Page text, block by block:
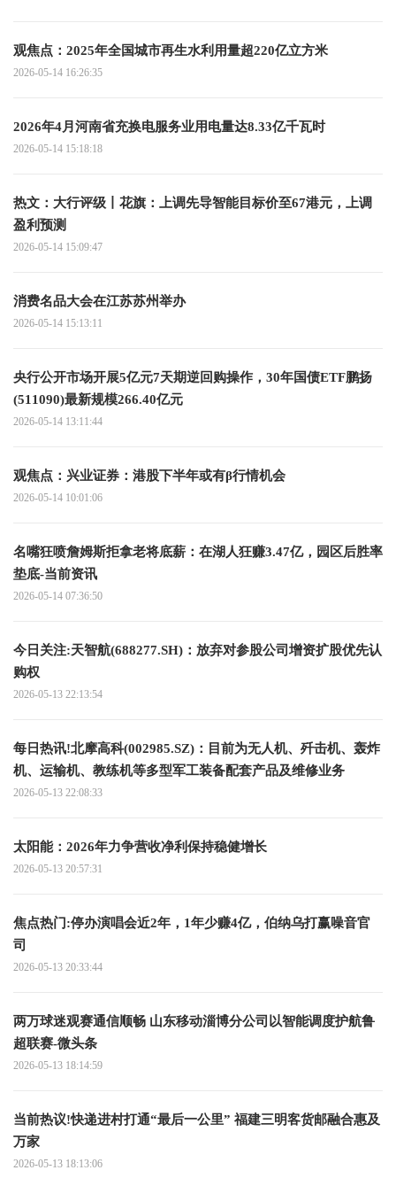
观焦点：2025年全国城市再生水利用量超220亿立方米
2026-05-14 16:26:35
2026年4月河南省充换电服务业用电量达8.33亿千瓦时
2026-05-14 15:18:18
热文：大行评级丨花旗：上调先导智能目标价至67港元，上调
盈利预测
2026-05-14 15:09:47
消费名品大会在江苏苏州举办
2026-05-14 15:13:11
央行公开市场开展5亿元7天期逆回购操作，30年国债ETF鹏扬
(511090)最新规模266.40亿元
2026-05-14 13:11:44
观焦点：兴业证券：港股下半年或有β行情机会
2026-05-14 10:01:06
名嘴狂喷詹姆斯拒拿老将底薪：在湖人狂赚3.47亿，园区后胜率
垫底-当前资讯
2026-05-14 07:36:50
今日关注:天智航(688277.SH)：放弃对参股公司增资扩股优先认
购权
2026-05-13 22:13:54
每日热讯!北摩高科(002985.SZ)：目前为无人机、歼击机、轰炸
机、运输机、教练机等多型军工装备配套产品及维修业务
2026-05-13 22:08:33
太阳能：2026年力争营收净利保持稳健增长
2026-05-13 20:57:31
焦点热门:停办演唱会近2年，1年少赚4亿，伯纳乌打赢噪音官
司
2026-05-13 20:33:44
两万球迷观赛通信顺畅 山东移动淄博分公司以智能调度护航鲁
超联赛-微头条
2026-05-13 18:14:59
当前热议!快递进村打通“最后一公里” 福建三明客货邮融合惠及
万家
2026-05-13 18:13:06